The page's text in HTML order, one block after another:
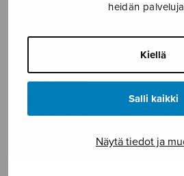
heidän
Kiellä
Salli kaikki
Näytä tiedot ja
ma–pe klo 10–16 tai sopimuksen
00180 Helsinki
myynti@sulasol.fi